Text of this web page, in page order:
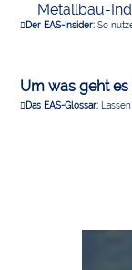
Metallbau-
Der EAS-Insider: So
Um was geht
Das EAS-Glossar: